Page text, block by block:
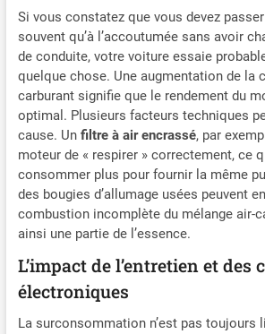
Si vous constatez que vous devez
souvent qu’à l’accoutumée sans avoir
de conduite, votre voiture essaie
quelque chose. Une augmentation de la
carburant signifie que le rendement du
optimal. Plusieurs facteurs techniques
cause. Un filtre à air encrassé, par
moteur de « respirer » correctement, ce
consommer plus pour fournir la même
des bougies d’allumage usées peuvent
combustion incomplète du mélange air-
ainsi une partie de l’essence.
L’impact de l’entretien et des
électroniques
La surconsommation n’est pas toujours